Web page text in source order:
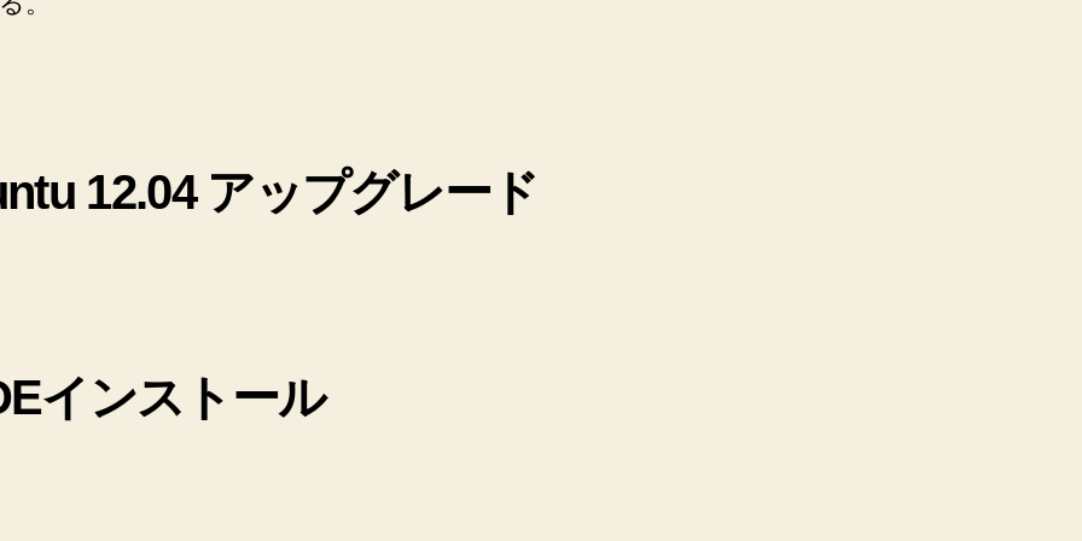
の
12.04 アップグレード
インストール